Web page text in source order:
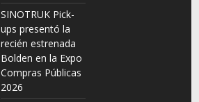
SINOTRUK Pick-
ups presentó la
recién estrenada
Bolden en la Expo
Compras Públicas
2026